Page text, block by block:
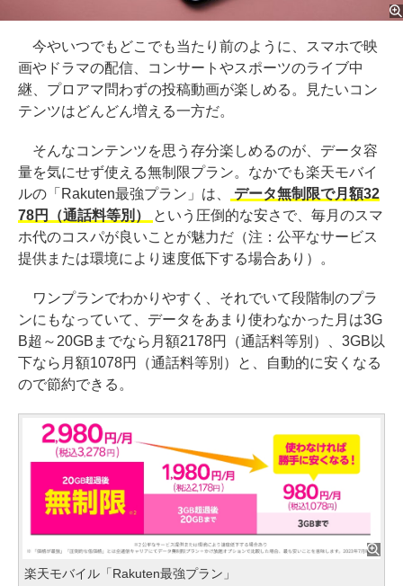
今やいつでもどこでも当たり前のように、スマホで映
画やドラマの配信、コンサートやスポーツのライブ中
継、プロアマ問わずの投稿動画が楽しめる。見たいコン
テンツはどんどん増える一方だ。
そんなコンテンツを思う存分楽しめるのが、データ容
量を気にせず使える無制限プラン。なかでも楽天モバイ
ルの「Rakuten最強プラン」は、
データ無制限で月額32
78円（通話料等別）
という圧倒的な安さで、毎月のスマ
ホ代のコスパが良いことが魅力だ（注：公平なサービス
提供または環境により速度低下する場合あり）。
ワンプランでわかりやすく、それでいて段階制のプラ
ンにもなっていて、データをあまり使わなかった月は3G
B超～20GBまでなら月額2178円（通話料等別）、3GB以
下なら月額1078円（通話料等別）と、自動的に安くなる
ので節約できる。
楽天モバイル「Rakuten最強プラン」